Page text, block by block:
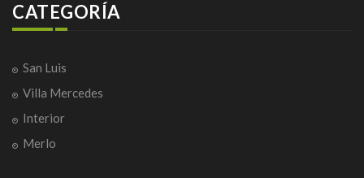
CATEGORÍA
San Luis
Villa Mercedes
Interior
Merlo